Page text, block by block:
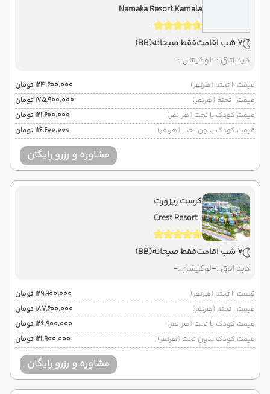
Namaka Resort Kamala
7 شب اقامت فقط صبحانه(BB)
دید اتاق :-لوکیشن :-
قیمت 2 تخته (هرنفر)
۱۲۴٬۶۰۰٬۰۰۰ تومان
قیمت 1 تخته (هرنفر)
۱۷۵٬۹۰۰٬۰۰۰ تومان
قیمت کودک با تخت (هر نفر)
۱۲۱٬۶۰۰٬۰۰۰ تومان
قیمت کودک بدون تخت (هرنفر)
۱۱۶٬۶۰۰٬۰۰۰ تومان
مشاوره و رزرو رایگان
کرست ریزورت
Crest Resort
7 شب اقامت فقط صبحانه(BB)
دید اتاق :-لوکیشن :-
قیمت 2 تخته (هرنفر)
۱۲۹٬۹۰۰٬۰۰۰ تومان
قیمت 1 تخته (هرنفر)
۱۸۷٬۶۰۰٬۰۰۰ تومان
قیمت کودک با تخت (هر نفر)
۱۲۶٬۹۰۰٬۰۰۰ تومان
قیمت کودک بدون تخت (هرنفر)
۱۲۱٬۹۰۰٬۰۰۰ تومان
مشاوره و رزرو رایگان